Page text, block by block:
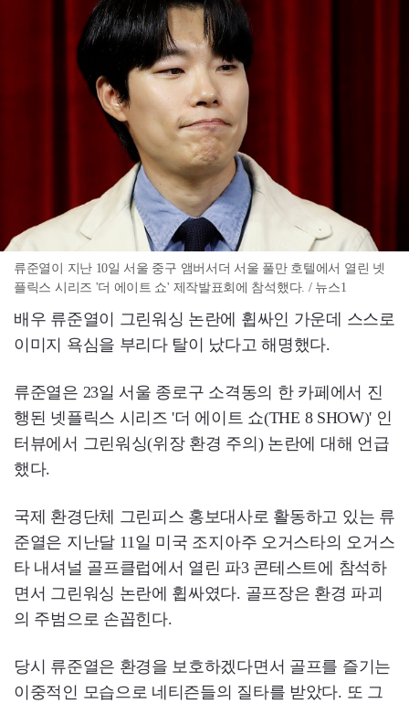
류준열이 지난 10일 서울 중구 앰버서더 서울 풀만 호텔에서 열린 넷
플릭스 시리즈 '더 에이트 쇼' 제작발표회에 참석했다. / 뉴스1
배우 류준열이 그린워싱 논란에 휩싸인 가운데 스스로
이미지 욕심을 부리다 탈이 났다고 해명했다.
류준열은 23일 서울 종로구 소격동의 한 카페에서 진
행된 넷플릭스 시리즈 '더 에이트 쇼(THE 8 SHOW)' 인
터뷰에서 그린워싱(위장 환경 주의) 논란에 대해 언급
했다.
국제 환경단체 그린피스 홍보대사로 활동하고 있는 류
준열은 지난달 11일 미국 조지아주 오거스타의 오거스
타 내셔널 골프클럽에서 열린 파3 콘테스트에 참석하
면서 그린워싱 논란에 휩싸였다. 골프장은 환경 파괴
의 주범으로 손꼽힌다.
당시 류준열은 환경을 보호하겠다면서 골프를 즐기는
이중적인 모습으로 네티즌들의 질타를 받았다. 또 그